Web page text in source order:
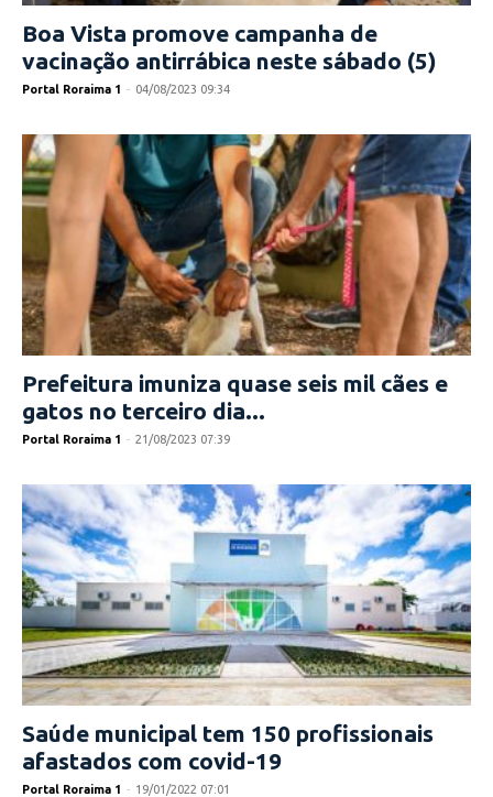
Boa Vista promove campanha de
vacinação antirrábica neste sábado (5)
Portal Roraima 1 - 04/08/2023 09:34
Prefeitura imuniza quase seis mil cães e
gatos no terceiro dia...
Portal Roraima 1 - 21/08/2023 07:39
Saúde municipal tem 150 profissionais
afastados com covid-19
Portal Roraima 1 - 19/01/2022 07:01